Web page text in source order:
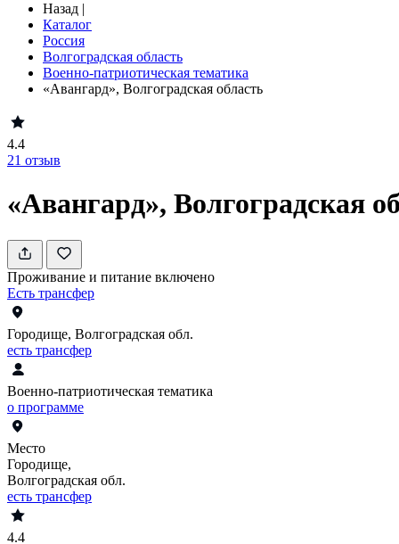
Назад |
Каталог
Россия
Волгоградская область
Военно-патриотическая тематика
«Авангард», Волгоградская область
4.4
21 отзыв
«Авангард», Волгоградская
Проживание и питание включено
Есть трансфер
Городище, Волгоградская обл.
есть трансфер
Военно-патриотическая тематика
о программе
Место
Городище,
Волгоградская обл.
есть трансфер
4.4